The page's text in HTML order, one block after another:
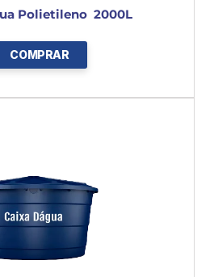
Polietileno  2000L
COMPRAR